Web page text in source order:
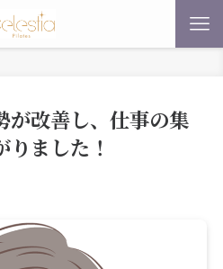
が改善し、仕事の集
ました！